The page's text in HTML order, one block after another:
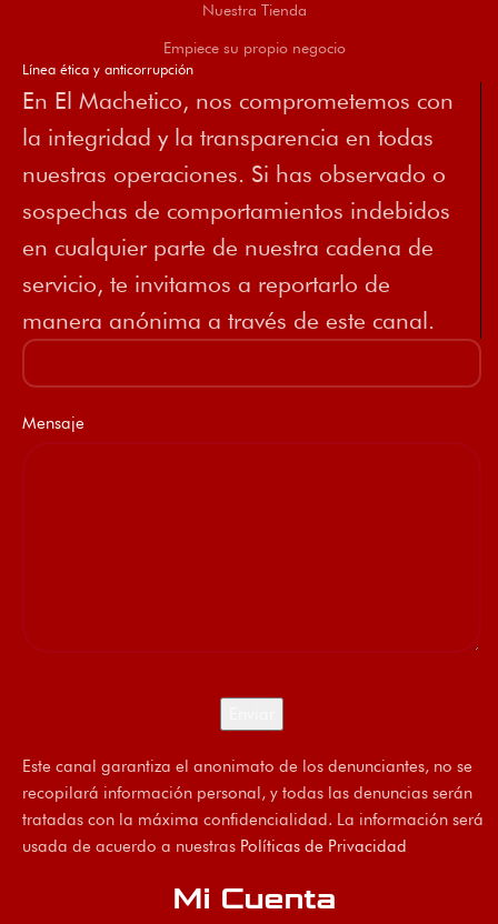
Nuestra Tienda
Empiece su propio negocio
Línea ética y anticorrupción
En El Machetico, nos comprometemos con
la integridad y la transparencia en todas
nuestras operaciones. Si has observado o
sospechas de comportamientos indebidos
en cualquier parte de nuestra cadena de
servicio, te invitamos a reportarlo de
manera anónima a través de este canal.
Mensaje
Este canal garantiza el anonimato de los denunciantes, no se
recopilará información personal, y todas las denuncias serán
tratadas con la máxima confidencialidad. La información será
usada de acuerdo a nuestras Políticas de Privacidad
Mi Cuenta